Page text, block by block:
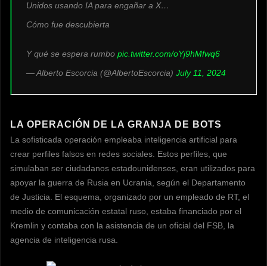
Unidos usando IA para engañar a X…
Cómo fue descubierta
Y qué se espera rumbo pic.twitter.com/oYj9hMfwq6
— Alberto Escorcia (@AlbertoEscorcia) July 11, 2024
LA OPERACIÓN DE LA GRANJA DE BOTS
La sofisticada operación empleaba inteligencia artificial para
crear perfiles falsos en redes sociales. Estos perfiles, que
simulaban ser ciudadanos estadounidenses, eran utilizados para
apoyar la guerra de Rusia en Ucrania, según el Departamento
de Justicia. El esquema, organizado por un empleado de RT, el
medio de comunicación estatal ruso, estaba financiado por el
Kremlin y contaba con la asistencia de un oficial del FSB, la
agencia de inteligencia rusa.